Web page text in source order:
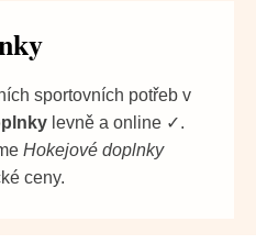
sportovních potřeb v
levně a online ✓.
Hokejové doplnky
ceny.